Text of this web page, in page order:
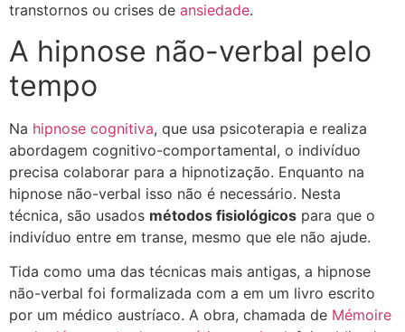
transtornos ou crises de ansiedade.
A hipnose não-verbal pelo
tempo
Na hipnose cognitiva, que usa psicoterapia e realiza
abordagem cognitivo-comportamental, o indivíduo
precisa colaborar para a hipnotização. Enquanto na
hipnose não-verbal isso não é necessário. Nesta
técnica, são usados métodos fisiológicos para que o
indivíduo entre em transe, mesmo que ele não ajude.
Tida como uma das técnicas mais antigas, a hipnose
não-verbal foi formalizada com a em um livro escrito
por um médico austríaco. A obra, chamada de Mémoire